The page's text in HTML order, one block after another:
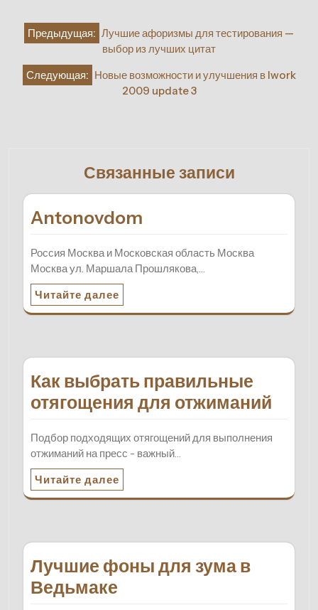
Навигация
по
записям
Предыдущая: Лучшие афоризмы для тестирования —
выбор из лучших цитат
Следующая: Новые возможности и улучшения в Iwork
2009 update 3
Связанные записи
Antonovdom
Россия Москва и Московская область Москва
Москва ул. Маршала Прошлякова,…
Читайте далее
Как выбрать правильные
отягощения для отжиманий
Подбор подходящих отягощений для выполнения
отжиманий на пресс - важный…
Читайте далее
Лучшие фоны для зума в
Ведьмаке